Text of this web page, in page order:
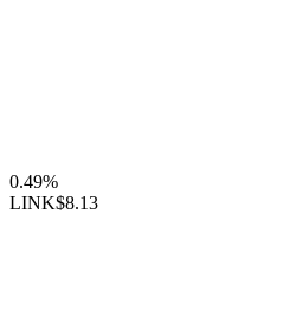
0.49%
LINK$8.13